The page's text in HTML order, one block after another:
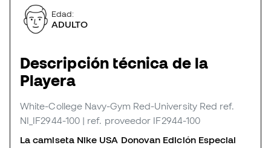
Edad:
ADULTO
Descripción técnica de la
Playera
White-College Navy-Gym Red-University Red ref.
NI_IF2944-100 | ref. proveedor IF2944-100
La camiseta Nike USA Donovan Edición Especial